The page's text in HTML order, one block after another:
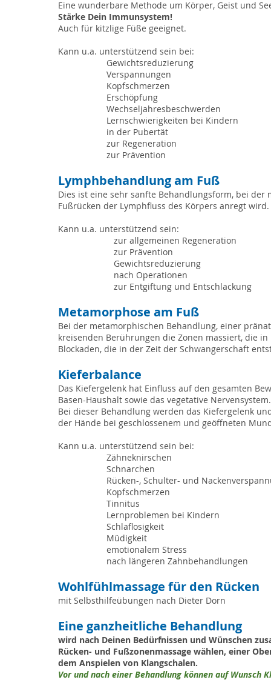
up with the idea for your business and what makes you
show your visitors who you are.
and feedback from users like you! Keep up to date with New
Feel free to tell us what you think and give us feedback in
designer’s touch, head to the Wix Arena and connect with
simply type your questions into the Support Forum and get
including tips and things we think are cool, just head to the
Eine wunderbare Methode um Körper, Geist und
Stärke Dein Immunsystem!
Auch für kitzlige Füße geeignet.
Kann u.a. unterstützend sein bei:
Gewichtsreduzierung
Verspannungen
Kopfschmerzen
Erschöpfung
Wechseljahresbeschwerden
Lernschwierigkeiten bei Kindern
in der Pubertät
zur Regeneration
zur Prävention
Lymphbehandlung am Fuß
Dies ist eine sehr sanfte Behandlungsform, bei
Fußrücken der Lymphfluss des Körpers anregt wird.
Kann u.a. unterstützend sein:
zur allgemeinen Regeneration
zur Prävention
Gewichtsreduzierung
nach Operationen
zur Entgiftung und Entschlackung
Metamorphose am Fuß
Bei der metamorphischen Behandlung, einer
kreisenden Berührungen die Zonen massiert, die
Blockaden, die in der Zeit der Schwangerschaft
Kieferbalance
Das Kiefergelenk hat Einfluss auf den gesamten
Basen-Haushalt sowie das vegetative Nervensystem.
Bei dieser Behandlung werden das Kiefergelenk
der Hände bei geschlossenem und geöffneten
Kann u.a. unterstützend sein bei:
Zähneknirschen
Schnarchen
Rücken-, Schulter- und
Kopfschmerzen
Tinnitus
Lernproblemen bei Kindern
Schlaflosigkeit
Müdigkeit
emotionalem Stress
nach längeren Zahnbehandlungen
Wohlfühlmassage für den Rücken
mit Selbsthilfeübungen nach Dieter Dorn
Eine ganzheitliche Behandlung
wird nach Deinen Bedürfnissen und Wünschen
Rücken- und Fußzonenmassage wählen, einer
dem Anspielen von Klangschalen.
Vor und nach einer Behandlung können auf Wunsch